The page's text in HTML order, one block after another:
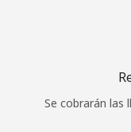
Se cobrarán las